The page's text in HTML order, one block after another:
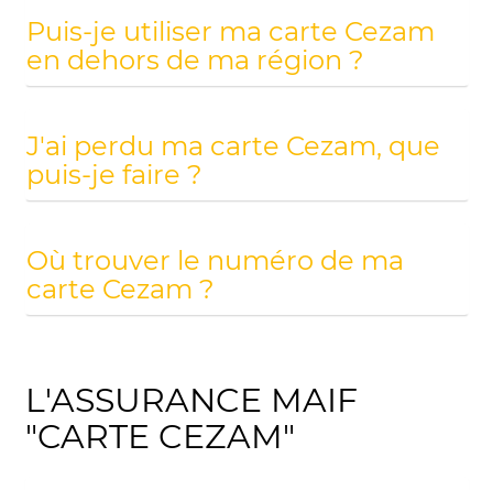
Puis-je utiliser ma carte Cezam
en dehors de ma région ?
J'ai perdu ma carte Cezam, que
puis-je faire ?
Où trouver le numéro de ma
carte Cezam ?
L'ASSURANCE MAIF
"CARTE CEZAM"